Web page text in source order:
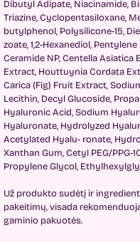
Dibutyl Adipate, Niacinamide,
Triazine, Cyclopentasiloxane,
butylphenol, Polysilicone-15,
zoate, 1,2-Hexanediol,
Ceramide NP, Centella Asiatica
Extract, Houttuynia Cordata
Carica (Fig) Fruit Extract,
Lecithin, Decyl Glucoside,
Hyaluronic Acid, Sodium
Hyaluronate, Hydrolyzed
Acetylated Hyalu- ronate,
Xanthan Gum, Cetyl PEG/PPG-
Propylene Glycol,
Už produkto sudėtį ir
pakeitimų, visada
gaminio pakuotės.